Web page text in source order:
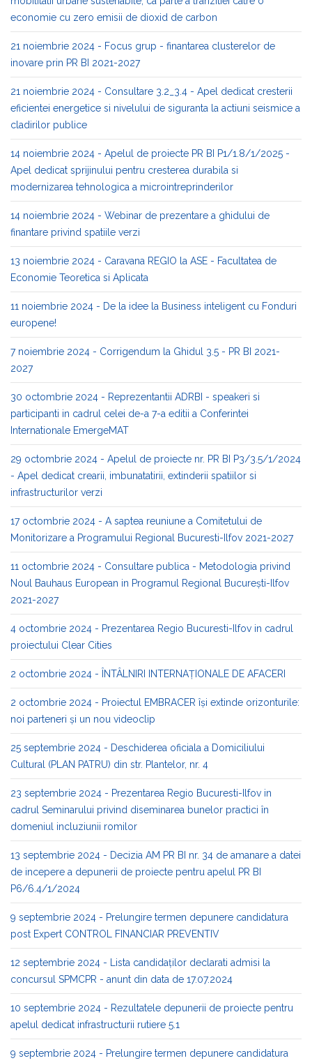
economie cu zero emisii de dioxid de carbon
21 noiembrie 2024 - Focus grup - finantarea clusterelor de
inovare prin PR BI 2021-2027
21 noiembrie 2024 - Consultare 3.2_3.4 - Apel dedicat cresterii
eficientei energetice si nivelului de siguranta la actiuni seismice a
cladirilor publice
14 noiembrie 2024 - Apelul de proiecte PR BI P1/1.8/1/2025 -
Apel dedicat sprijinului pentru cresterea durabila si
modernizarea tehnologica a microintreprinderilor
14 noiembrie 2024 - Webinar de prezentare a ghidului de
finantare privind spatiile verzi
13 noiembrie 2024 - Caravana REGIO la ASE - Facultatea de
Economie Teoretica si Aplicata
11 noiembrie 2024 - De la idee la Business inteligent cu Fonduri
europene!
7 noiembrie 2024 - Corrigendum la Ghidul 3.5 - PR BI 2021-
2027
30 octombrie 2024 - Reprezentantii ADRBI - speakeri si
participanti in cadrul celei de-a 7-a editii a Conferintei
Internationale EmergeMAT
29 octombrie 2024 - Apelul de proiecte nr. PR BI P3/3.5/1/2024
- Apel dedicat crearii, imbunatatirii, extinderii spatiilor si
infrastructurilor verzi
17 octombrie 2024 - A saptea reuniune a Comitetului de
Monitorizare a Programului Regional Bucuresti-Ilfov 2021-2027
11 octombrie 2024 - Consultare publica - Metodologia privind
Noul Bauhaus European in Programul Regional București-Ilfov
2021-2027
4 octombrie 2024 - Prezentarea Regio Bucuresti-Ilfov in cadrul
proiectului Clear Cities
2 octombrie 2024 - ÎNTÂLNIRI INTERNAȚIONALE DE AFACERI
2 octombrie 2024 - Proiectul EMBRACER își extinde orizonturile:
noi parteneri și un nou videoclip
25 septembrie 2024 - Deschiderea oficiala a Domiciliului
Cultural (PLAN PATRU) din str. Plantelor, nr. 4
23 septembrie 2024 - Prezentarea Regio Bucuresti-Ilfov in
cadrul Seminarului privind diseminarea bunelor practici în
domeniul incluziunii romilor
13 septembrie 2024 - Decizia AM PR BI nr. 34 de amanare a datei
de incepere a depunerii de proiecte pentru apelul PR BI
P6/6.4/1/2024
9 septembrie 2024 - Prelungire termen depunere candidatura
post Expert CONTROL FINANCIAR PREVENTIV
12 septembrie 2024 - Lista candidaților declarati admisi la
concursul SPMCPR - anunt din data de 17.07.2024
10 septembrie 2024 - Rezultatele depunerii de proiecte pentru
apelul dedicat infrastructurii rutiere 5.1
9 septembrie 2024 - Prelungire termen depunere candidatura